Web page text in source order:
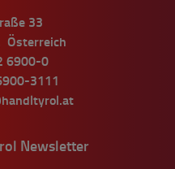
33
Österreich
6900-0
3111
Newsletter